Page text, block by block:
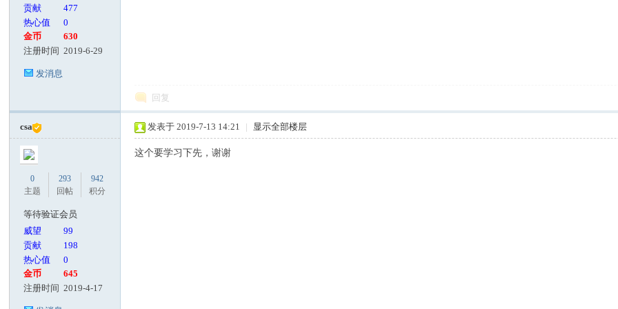
贡献
477
热心值
0
金币
630
注册时间 2019-6-29
发消息
回复
csa
0
主题
293
回帖
942
积分
等待验证会员
威望
99
贡献
198
热心值
0
金币
645
注册时间 2019-4-17
发表于 2019-7-13 14:21 | 显示全部楼层
这个要学习下先，谢谢